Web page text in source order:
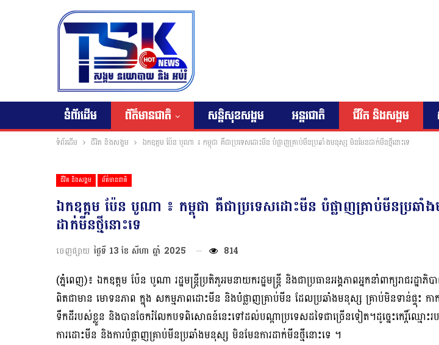
ទំព័រដើម ព័ត៌មានជាតិ សន្តិសុខសង្គម អន្តរជាតិ ជីវិត និងសង្គម
ទំព័រដើម ជីវិត និងសង្គម ឯកឧត្តម ប៉ែន បូណា ៖ កម្ពុជា គឺជាប្រទេសដោះមីន បំផ្លាញគ្រាប់មីនប្រឆាំងមនុស្ស មិនមែនដាក់មីនថ្មីនោះទេ
ជីវិត និងសង្គម ព័ត៌មានជាតិ
ឯកឧត្តម ប៉ែន បូណា ៖ កម្ពុជា គឺជាប្រទេសដោះមីន បំផ្លាញគ្រាប់មីនប្រឆាំ
ដាក់មីនថ្មីនោះទេ
ចេញផ្សាយ ថ្ងៃទី 13 ខែ សីហា ឆ្នាំ 2025 814
(ភ្នំពេញ)៖ ឯកឧត្តម ប៉ែន បូណា រដ្ឋមន្ត្រីប្រតិភូអមនាយករដ្ឋមន្ត្រី និងជាប្រធានអង្គភាពអ្នកនាំពាក្យរាជរដ្ឋាភិ
ពិតជាមាន មោទនភាព ក្នុង សកម្មភាពដោះមីន និងបំផ្លាញគ្រាប់មីន ដែលប្រឆាំងមនុស្ស គ្រាប់មិនទាន់ផ្ទុះ
ទឹកដីរបស់ខ្លួន និងបានចែករំលែកបទពិសោធន៍នេះទៅដល់បណ្តាប្រទេសដទៃជាច្រើនទៀត។ដូច្នេះកេរ្តិ៍ឈ្មោះ
ការដោះមីន និងការបំផ្លាញគ្រាប់មីនប្រឆាំងមនុស្ស មិនមែនការដាក់មីនថ្មីនោះទេ ។